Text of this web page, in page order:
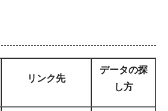
リンク先
データの探
し方